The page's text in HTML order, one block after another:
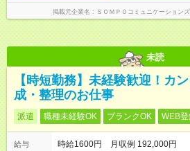
掲載元企業名 ＳＯＭＰＯコミュニケーション
未読
【時短勤務】未経験歓迎！カ
成・整理のお仕事
派遣 職種未経験OK ブランクOK WEB
給与
時給1600円 月収例 192,000円